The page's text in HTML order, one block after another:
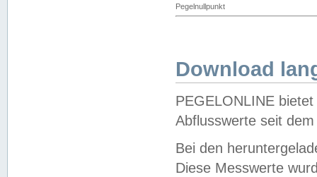
Pegelnullpunkt
Download
PEGELONLINE
Abflusswerte seit
Bei den
Diese Messwerte